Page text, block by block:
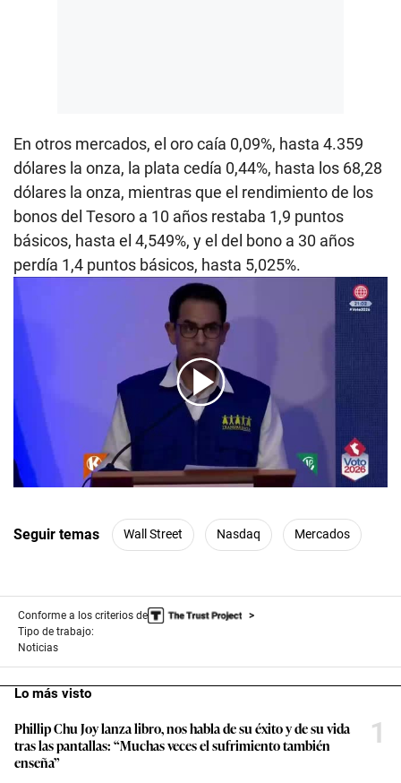
En otros mercados, el oro caía 0,09%, hasta 4.359
dólares la onza, la plata cedía 0,44%, hasta los 68,28
dólares la onza, mientras que el rendimiento de los
bonos del Tesoro a 10 años restaba 1,9 puntos
básicos, hasta el 4,549%, y el del bono a 30 años
perdía 1,4 puntos básicos, hasta 5,025%.
00:00/07:34
Seguir temas Wall Street Nasdaq Mercados
Conforme a los criterios de
Tipo de trabajo:
Noticias
Lo más visto
Phillip Chu Joy lanza libro, nos habla de su éxito y de su vida
tras las pantallas: “Muchas veces el sufrimiento también
enseña”
1